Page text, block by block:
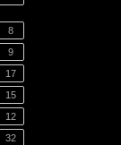
8
9
17
15
12
32